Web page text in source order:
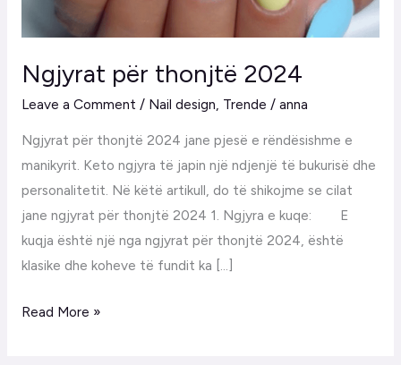
Ngjyrat për thonjtë 2024
Leave a Comment / Nail design Trende / anna
Ngjyrat për thonjtë 2024 jane pjesë e rëndësishme e
manikyrit. Keto ngjyra të japin një ndjenjë të bukurisë dhe
personalitetit. Në këtë artikull, do të shikojme se cilat
jane ngjyrat për thonjtë 2024 1. Ngjyra e kuqe: E
kuqja është një nga ngjyrat për thonjtë 2024, është
klasike dhe koheve të fundit ka […]
Read More »